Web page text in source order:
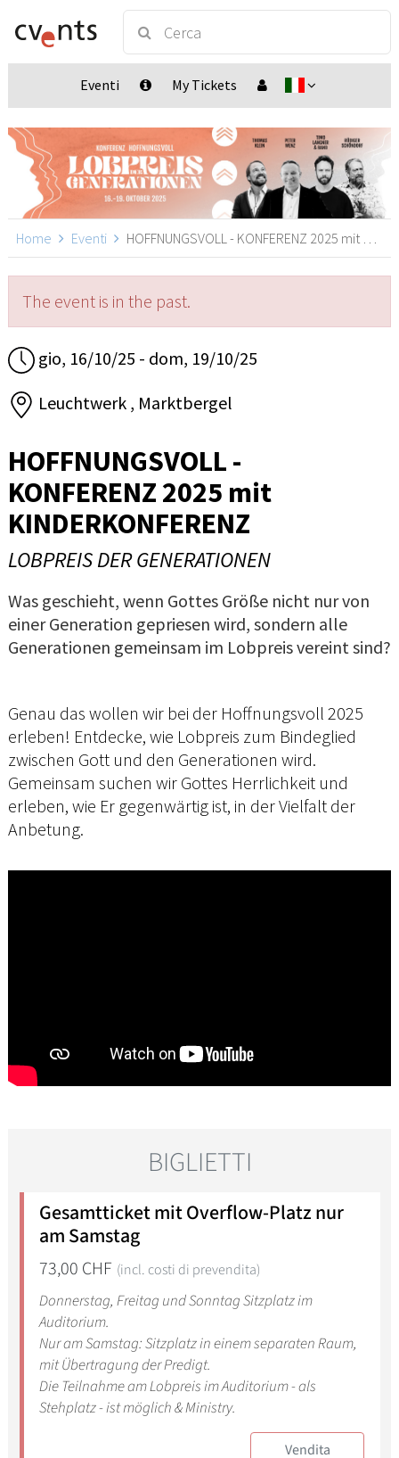
Eventi My Tickets
Home Eventi HOFFNUNGSVOLL - KONFERENZ 2025 mit KINDERKONFERENZ, Marktbergel
The event is in the past.
gio, 16/10/25 - dom, 19/10/25
Leuchtwerk , Marktbergel
HOFFNUNGSVOLL -
KONFERENZ 2025 mit
KINDERKONFERENZ
LOBPREIS DER GENERATIONEN
Was geschieht, wenn Gottes Größe nicht nur von
einer Generation gepriesen wird, sondern alle
Generationen gemeinsam im Lobpreis vereint sind?
Genau das wollen wir bei der Hoffnungsvoll 2025
erleben! Entdecke, wie Lobpreis zum Bindeglied
zwischen Gott und den Generationen wird.
Gemeinsam suchen wir Gottes Herrlichkeit und
erleben, wie Er gegenwärtig ist, in der Vielfalt der
Anbetung.